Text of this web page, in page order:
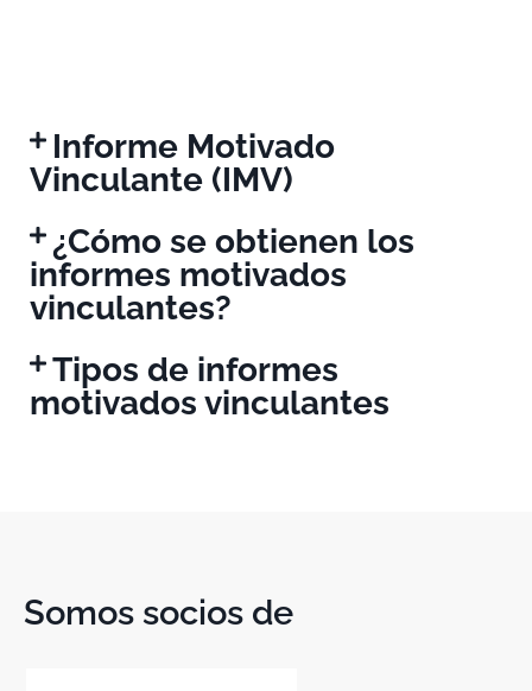
Informe Motivado
Vinculante (IMV)
¿Cómo se obtienen los
informes motivados
vinculantes?
Tipos de informes
motivados vinculantes
Somos socios de